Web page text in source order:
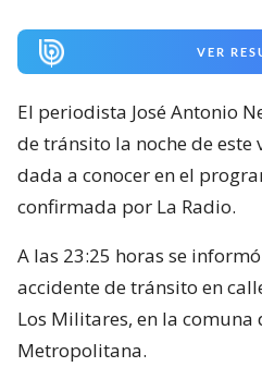
VER
El periodista José Antonio
de tránsito la noche de este
dada a conocer en el
confirmada por La Radio.
A las 23:25 horas se
accidente de tránsito en
Los Militares, en la comuna
Metropolitana.